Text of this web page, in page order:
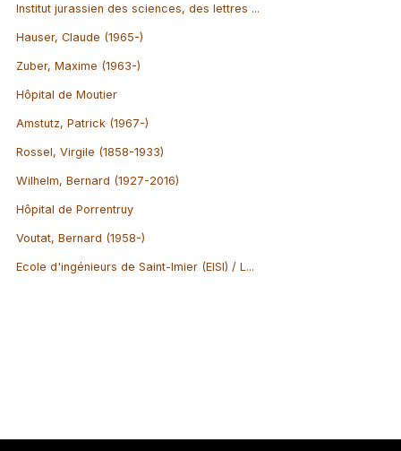
Institut jurassien des sciences, des lettres ...
Hauser, Claude (1965-)
Zuber, Maxime (1963-)
Hôpital de Moutier
Amstutz, Patrick (1967-)
Rossel, Virgile (1858-1933)
Wilhelm, Bernard (1927-2016)
Hôpital de Porrentruy
Voutat, Bernard (1958-)
Ecole d'ingénieurs de Saint-Imier (EISI) / L...